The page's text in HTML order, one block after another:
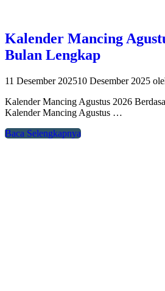
Kalender Mancing
Bulan Lengkap
11 Desember 202510 Desember 2025
Kalender Mancing Agustus 2026
Kalender Mancing Agustus …
Baca Selengkapnya